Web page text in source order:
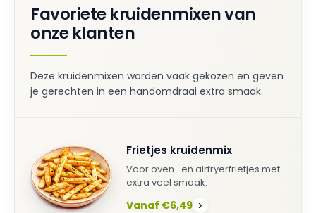
Favoriete kruidenmixen van
onze klanten
Deze kruidenmixen worden vaak gekozen en geven
je gerechten in een handomdraai extra smaak.
Frietjes kruidenmix
Voor oven- en airfryerfrietjes met
extra veel smaak.
Vanaf €6,49 ›